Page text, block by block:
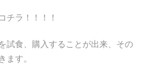
チラ！！！！
試食、購入することが出来、その
ます。